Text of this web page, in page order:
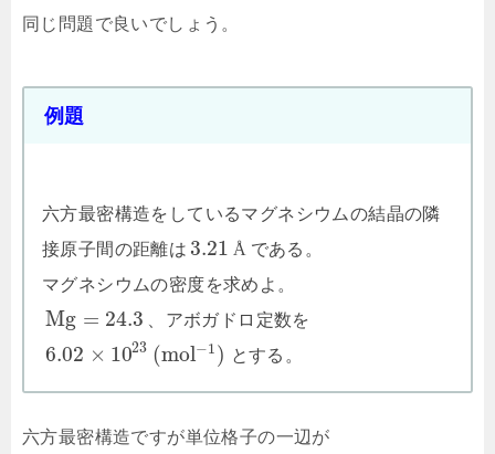
同じ問題で良いでしょう。
例題
六方最密構造をしているマグネシウムの結晶の隣
接原子間の距離は 3.21 Å である。
マグネシウムの密度を求めよ。
Mg = 24.3 、アボガドロ定数を
6.02 × 1023 (mol−1) とする。
六方最密構造ですが単位格子の一辺が